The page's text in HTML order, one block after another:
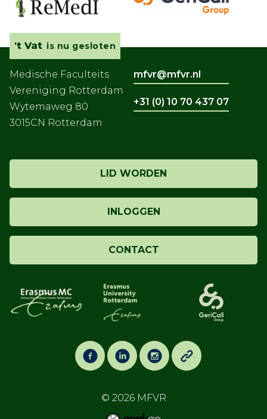
't Vat is nu gesloten
Medische Faculteits
Vereniging Rotterdam
Wytemaweg 80
3015CN Rotterdam
LID WORDEN
INLOGGEN
CONTACT
mfvr@mfvr.nl
+31 (0) 10 70 437 07
© 2026MFVR